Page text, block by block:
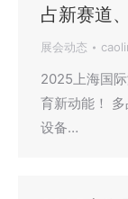
占新赛道
展会动态
2025上海国
育新动能！
设备…